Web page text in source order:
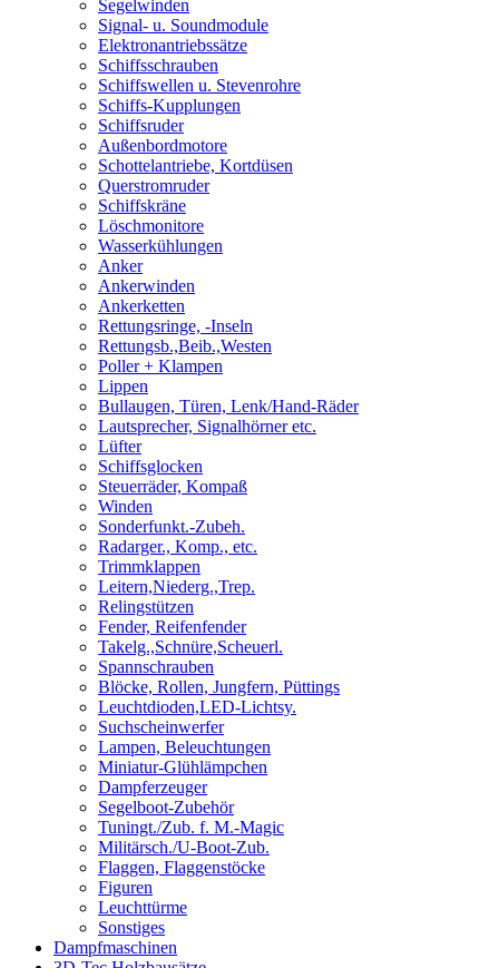
Segelwinden
Signal- u. Soundmodule
Elektronantriebssätze
Schiffsschrauben
Schiffswellen u. Stevenrohre
Schiffs-Kupplungen
Schiffsruder
Außenbordmotore
Schottelantriebe, Kortdüsen
Querstromruder
Schiffskräne
Löschmonitore
Wasserkühlungen
Anker
Ankerwinden
Ankerketten
Rettungsringe, -Inseln
Rettungsb.,Beib.,Westen
Poller + Klampen
Lippen
Bullaugen, Türen, Lenk/Hand-Räder
Lautsprecher, Signalhörner etc.
Lüfter
Schiffsglocken
Steuerräder, Kompaß
Winden
Sonderfunkt.-Zubeh.
Radarger., Komp., etc.
Trimmklappen
Leitern,Niederg.,Trep.
Relingstützen
Fender, Reifenfender
Takelg.,Schnüre,Scheuerl.
Spannschrauben
Blöcke, Rollen, Jungfern, Püttings
Leuchtdioden,LED-Lichtsy.
Suchscheinwerfer
Lampen, Beleuchtungen
Miniatur-Glühlämpchen
Dampferzeuger
Segelboot-Zubehör
Tuningt./Zub. f. M.-Magic
Militärsch./U-Boot-Zub.
Flaggen, Flaggenstöcke
Figuren
Leuchttürme
Sonstiges
Dampfmaschinen